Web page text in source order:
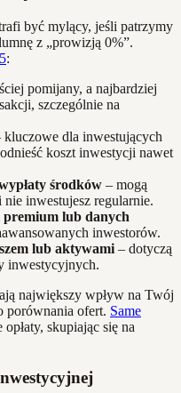
być mylący, jeśli patrzymy
z „prowizją 0%”.
:
pomijany, a najbardziej
szczególnie na
kluczowe dla inwestujących
koszt inwestycji nawet
środków – mogą
nie inwestujesz regularnie.
premium lub danych
inwestorów.
lub aktywami – dotyczą
inwestycyjnych.
największy wpływ na Twój
porównania ofert. Same
skupiając się na